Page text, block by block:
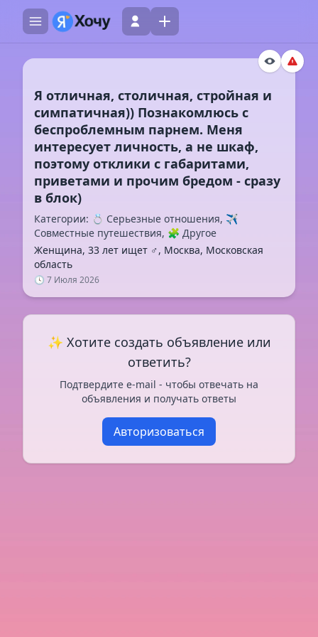
Я отличная, столичная, стройная и
симпатичная)) Познакомлюсь с
беспроблемным парнем. Меня
интересует личность, а не шкаф,
поэтому отклики с габаритами,
приветами и прочим бредом - сразу
Категории: 💍 Серьезные отношения, ✈️
Совместные путешествия, 🧩 Другое
Женщина, 33 лет ищет ♂️, Москва, Московская
область
🕓 7 Июля 2026
✨ Хотите создать объявление или
ответить?
Подтвердите e-mail - чтобы отвечать на
объявления и получать ответы
Авторизоваться